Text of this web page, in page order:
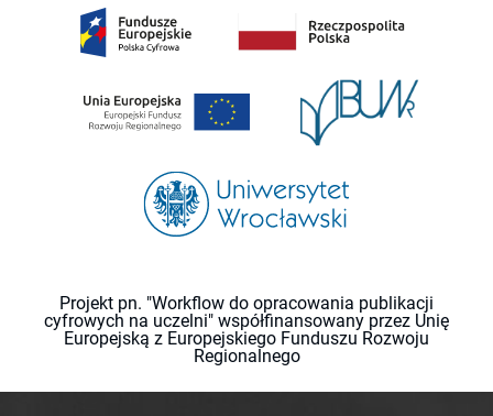
Projekt pn. "Workflow do opracowania publikacji
cyfrowych na uczelni" współfinansowany przez Unię
Europejską z Europejskiego Funduszu Rozwoju
Regionalnego